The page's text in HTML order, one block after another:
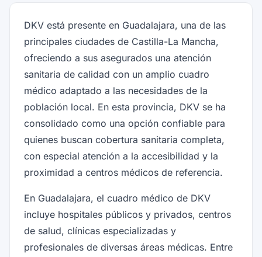
DKV está presente en Guadalajara, una de las
principales ciudades de Castilla-La Mancha,
ofreciendo a sus asegurados una atención
sanitaria de calidad con un amplio cuadro
médico adaptado a las necesidades de la
población local. En esta provincia, DKV se ha
consolidado como una opción confiable para
quienes buscan cobertura sanitaria completa,
con especial atención a la accesibilidad y la
proximidad a centros médicos de referencia.
En Guadalajara, el cuadro médico de DKV
incluye hospitales públicos y privados, centros
de salud, clínicas especializadas y
profesionales de diversas áreas médicas. Entre